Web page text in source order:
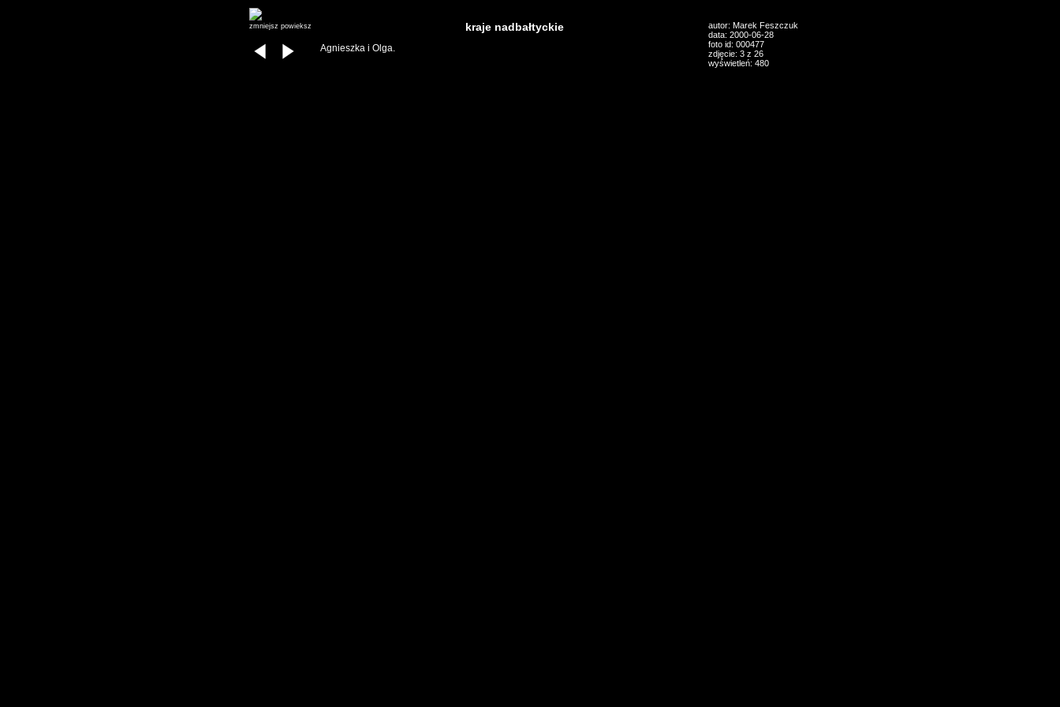
zmniejsz powieksz kraje nadbałtyckie
Agnieszka i Olga.
autor: Marek Feszczuk
data: 2000-06-28
foto id: 000477
zdjęcie: 3 z 26
wyświetleń: 480